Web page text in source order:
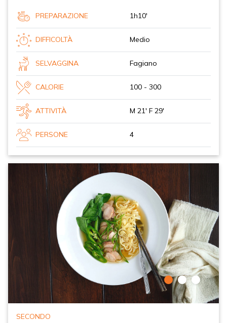
PREPARAZIONE 1h10'
DIFFICOLTÀ Medio
SELVAGGINA Fagiano
CALORIE 100 - 300
ATTIVITÀ M 21' F 29'
PERSONE 4
SECONDO